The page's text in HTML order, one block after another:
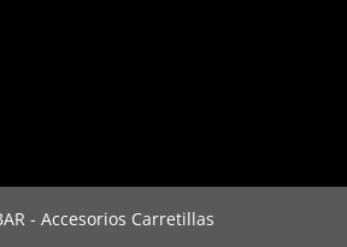
- Accesorios Carretillas